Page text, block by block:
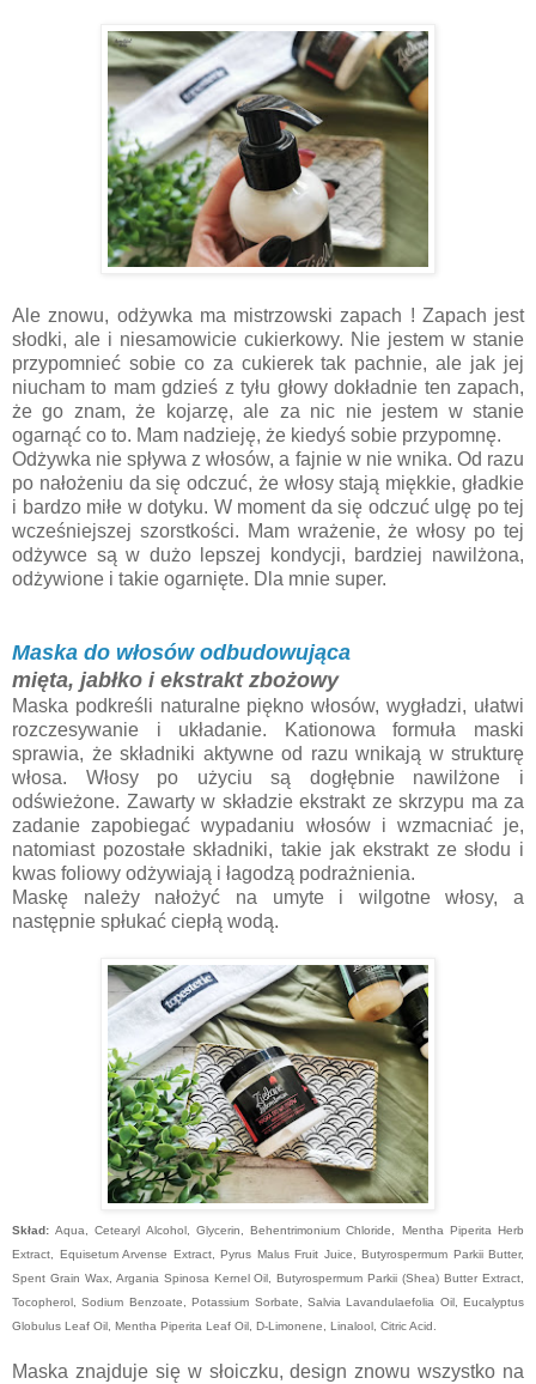
Ale znowu, odżywka ma mistrzowski zapach ! Zapach jest
słodki, ale i niesamowicie cukierkowy. Nie jestem w stanie
przypomnieć sobie co za cukierek tak pachnie, ale jak jej
niucham to mam gdzieś z tyłu głowy dokładnie ten zapach,
że go znam, że kojarzę, ale za nic nie jestem w stanie
ogarnąć co to. Mam nadzieję, że kiedyś sobie przypomnę.
Odżywka nie spływa z włosów, a fajnie w nie wnika. Od razu
po nałożeniu da się odczuć, że włosy stają miękkie, gładkie
i bardzo miłe w dotyku. W moment da się odczuć ulgę po tej
wcześniejszej szorstkości. Mam wrażenie, że włosy po tej
odżywce są w dużo lepszej kondycji, bardziej nawilżona,
odżywione i takie ogarnięte. Dla mnie super.
Maska do włosów odbudowująca
mięta, jabłko i ekstrakt zbożowy
Maska podkreśli naturalne piękno włosów, wygładzi, ułatwi
rozczesywanie i układanie. Kationowa formuła maski
sprawia, że składniki aktywne od razu wnikają w strukturę
włosa. Włosy po użyciu są dogłębnie nawilżone i
odświeżone. Zawarty w składzie ekstrakt ze skrzypu ma za
zadanie zapobiegać wypadaniu włosów i wzmacniać je,
natomiast pozostałe składniki, takie jak ekstrakt ze słodu i
kwas foliowy odżywiają i łagodzą podrażnienia.
Maskę należy nałożyć na umyte i wilgotne włosy, a
następnie spłukać ciepłą wodą.
Skład:Aqua, Cetearyl Alcohol, Glycerin, Behentrimonium Chloride, Mentha Piperita Herb
Extract, Equisetum Arvense Extract, Pyrus Malus Fruit Juice, Butyrospermum Parkii Butter,
Spent Grain Wax, Argania Spinosa Kernel Oil, Butyrospermum Parkii (Shea) Butter Extract,
Tocopherol, Sodium Benzoate, Potassium Sorbate, Salvia Lavandulaefolia Oil, Eucalyptus
Globulus Leaf Oil, Mentha Piperita Leaf Oil, D-Limonene, Linalool, Citric Acid.
Maska znajduje się w słoiczku, design znowu wszystko na